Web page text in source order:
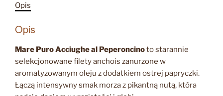
(95g)
Opis
Opis
Mare Puro Acciughe al Peperoncinoto starannie
selekcjonowane filety anchois zanurzone w
aromatyzowanym oleju z dodatkiem ostrej papryczki.
Łączą intensywny smak morza z pikantną nutą, która